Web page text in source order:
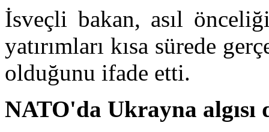
İsveçli bakan, asıl
yatırımları kısa sürede
olduğunu ifade etti.
NATO'da Ukrayna algısı